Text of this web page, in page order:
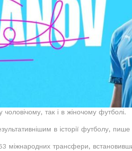
чоловічому, так і в жіночому футболі.
в історії футболу,
міжнародних трансфери,